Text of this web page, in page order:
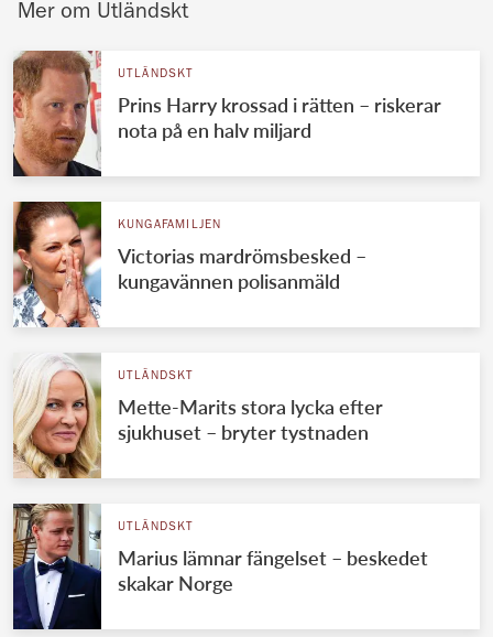
Mer om Utländskt
UTLÄNDSKT
Prins Harry krossad i rätten – riskerar
nota på en halv miljard
KUNGAFAMILJEN
Victorias mardrömsbesked –
kungavännen polisanmäld
UTLÄNDSKT
Mette-Marits stora lycka efter
sjukhuset – bryter tystnaden
UTLÄNDSKT
Marius lämnar fängelset – beskedet
skakar Norge